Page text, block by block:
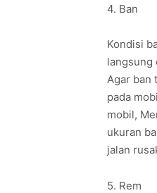
4. Ban
Kondisi
langsung
Agar ban
pada
mobil,
ukuran
jalan
5. Rem